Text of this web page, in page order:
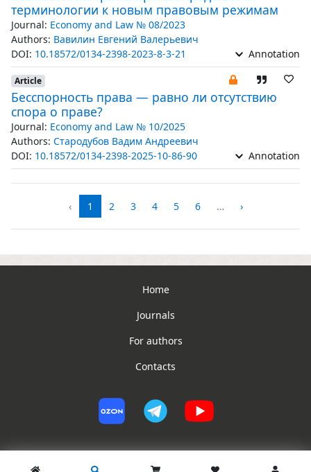
терминологии к новым правовым режимам
Journal: Economy and Law № 08/2023
Authors: Вавилин Евгений Валерьевич
DOI: 10.18572/0134-2398-2023-8-3-21 Annotation
Article
Бесспорность права — равно ли отсутствию
спора о праве?
Journal: Economy and Law № 10/2025
Authors: Стародубов Вадим Андреевич
DOI: 10.18572/0134-2398-2025-10-86-90 Annotation
‹ 1 2 3 4 5 6 … ›
Home
Journals
For authors
Contacts